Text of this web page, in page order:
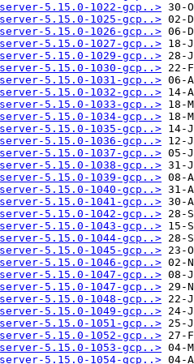
5.15.0-1022-gcp..>
5.15.0-1025-gcp..>
5.15.0-1026-gcp..>
5.15.0-1027-gcp..>
5.15.0-1029-gcp..>
5.15.0-1030-gcp..>
5.15.0-1031-gcp..>
5.15.0-1032-gcp..>
5.15.0-1033-gcp..>
5.15.0-1034-gcp..>
5.15.0-1035-gcp..>
5.15.0-1036-gcp..>
5.15.0-1037-gcp..>
5.15.0-1038-gcp..>
5.15.0-1039-gcp..>
5.15.0-1040-gcp..>
5.15.0-1041-gcp..>
5.15.0-1042-gcp..>
5.15.0-1043-gcp..>
5.15.0-1044-gcp..>
5.15.0-1045-gcp..>
5.15.0-1046-gcp..>
5.15.0-1047-gcp..>
5.15.0-1047-gcp..>
5.15.0-1048-gcp..>
5.15.0-1049-gcp..>
5.15.0-1051-gcp..>
5.15.0-1052-gcp..>
5.15.0-1053-gcp..>
5.15.0-1054-gcp..>